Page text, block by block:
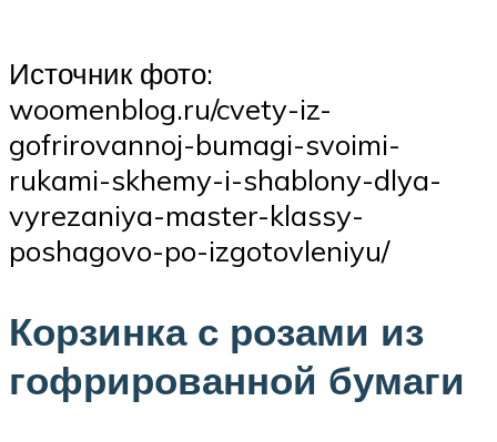
Источник фото:
woomenblog.ru/cvety-iz-
gofrirovannoj-bumagi-svoimi-
rukami-skhemy-i-shablony-dlya-
vyrezaniya-master-klassy-
poshagovo-po-izgotovleniyu/
Корзинка с розами из
гофрированной бумаги